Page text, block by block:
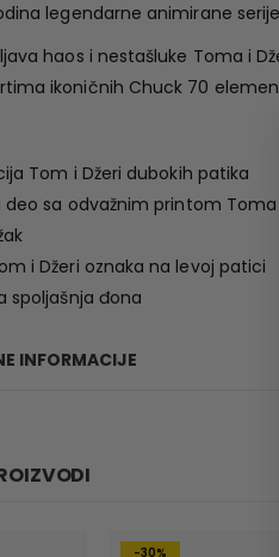
legendarne animirane
haos i nestašluke Toma i
ikoničnih Chuck 70
Tom i Džeri dubokih patika
deo sa odvažnim printom Toma
i Džeri oznaka na levoj patici
spoljašnja đona
INFORMACIJE
-30%